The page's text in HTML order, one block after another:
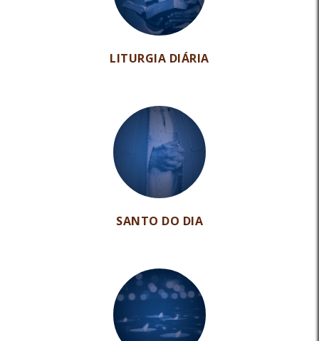
LITURGIA DIÁRIA
SANTO DO DIA